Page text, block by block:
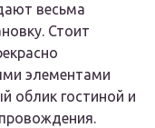
весьма
Стоит
элементами
облик гостиной и